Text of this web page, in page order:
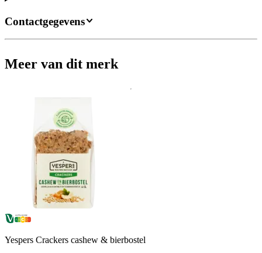
Contactgegevens
Meer van dit merk
Yespers Crackers cashew & bierbostel